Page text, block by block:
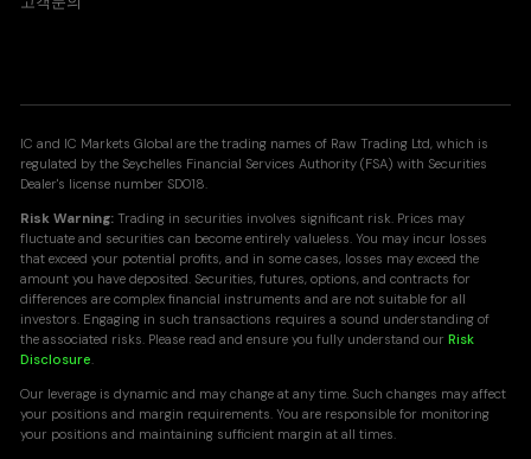
IC and IC Markets Global are the trading names of Raw Trading Ltd, which is
regulated by the Seychelles Financial Services Authority (FSA) with Securities
Dealer's license number SD018.
Risk Warning: Trading in securities involves significant risk. Prices may
fluctuate and securities can become entirely valueless. You may incur losses
that exceed your potential profits, and in some cases, losses may exceed the
amount you have deposited. Securities, futures, options, and contracts for
differences are complex financial instruments and are not suitable for all
investors. Engaging in such transactions requires a sound understanding of
the associated risks. Please read and ensure you fully understand ourRisk
Disclosure.
Our leverage is dynamic and may change at any time. Such changes may affect
your positions and margin requirements. You are responsible for monitoring
your positions and maintaining sufficient margin at all times.